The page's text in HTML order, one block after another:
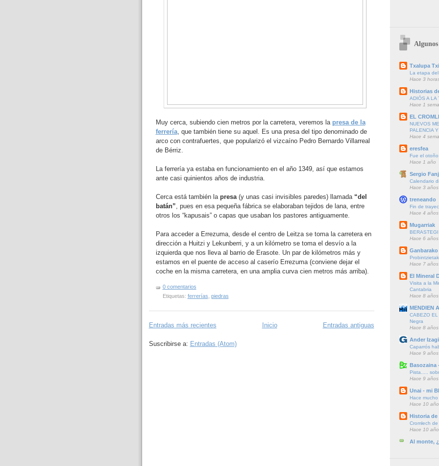
Muy cerca, subiendo cien metros por la carretera, veremos la presa de la
ferrería, que también tiene su aquel. Es una presa del tipo denominado de
arco con contrafuertes, que popularizó el vizcaíno Pedro Bernardo Villarreal
de Bérriz.
La ferrería ya estaba en funcionamiento en el año 1349, así que estamos
ante casi quinientos años de industria.
Cerca está también la presa (y unas casi invisibles paredes) llamada “del
batán”, pues en esa pequeña fábrica se elaboraban tejidos de lana, entre
otros los “kapusais” o capas que usaban los pastores antiguamente.
Para acceder a Errezuma, desde el centro de Leitza se toma la carretera en
dirección a Huitzi y Lekunberri, y a un kilómetro se toma el desvío a la
izquierda que nos lleva al barrio de Erasote. Un par de kilómetros más y
estamos en el puente de acceso al caserío Errezuma (conviene dejar el
coche en la misma carretera, en una amplia curva cien metros más arriba).
0 comentarios
Etiquetas: ferrerías piedras
Entradas más recientes Entradas antiguas
Inicio
Suscribirse a: Entradas (Atom)
Txalupa
La etapa
Hace 3
Historias
ADIÓS A LA
Hace 1
EL
NUEVOS
PALENCIA
Hace 4
eresfea
Fue el otoño
Hace 1 año
Sergio
Calendario
Hace 3 años
treneando
Fin de
Hace 4 años
Mugarriak
Hace 6 años
Hace 7 años
El Mineral
Visita a la
Cantabria
Hace 8 años
MENDIEN
CABEZO
Negra
Hace 8 años
Ander
Caparrós
Hace 9 años
Basozaina
Pista.....
Hace 9 años
Unai - mi
Hace
Hace 10
Historia de
Cromlech
Hace 10
Al monte,